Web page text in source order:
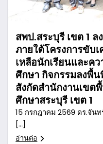
สพป.สระบุรี เขต 1
ภายใต้โครงการขับ
เหลือนักเรียนและค
ศึกษา กิจกรรมลงพื้
สังกัดสำนักงานเขต
ศึกษาสระบุรี เขต 1
15 กรกฎาคม 2569 ดร.จัน
[…]
อ่านต่อ